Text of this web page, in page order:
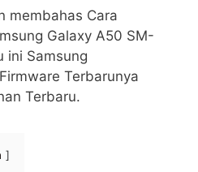
membahas Cara
Galaxy A50 SM-
ini Samsung
Terbarunya
Terbaru.